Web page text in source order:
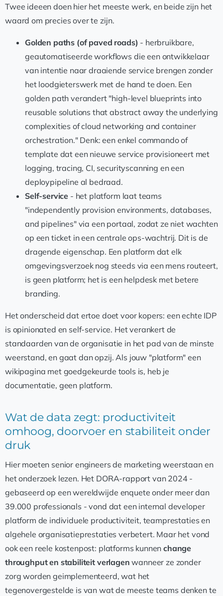
Twee ideeen doen hier het meeste werk, en beide zijn het
waard om precies over te zijn.
Golden paths (of paved roads) - herbruikbare,
geautomatiseerde workflows die een ontwikkelaar
van intentie naar draaiende service brengen zonder
het loodgieterswerk met de hand te doen. Een
golden path verandert "high-level blueprints into
reusable solutions that abstract away the underlying
complexities of cloud networking and container
orchestration." Denk: een enkel commando of
template dat een nieuwe service provisioneert met
logging, tracing, CI, securityscanning en een
deploypipeline al bedraad.
Self-service - het platform laat teams
"independently provision environments, databases,
and pipelines" via een portaal, zodat ze niet wachten
op een ticket in een centrale ops-wachtrij. Dit is de
dragende eigenschap. Een platform dat elk
omgevingsverzoek nog steeds via een mens routeert,
is geen platform; het is een helpdesk met betere
branding.
Het onderscheid dat ertoe doet voor kopers: een echte IDP
is opinionated en self-service. Het verankert de
standaarden van de organisatie in het pad van de minste
weerstand, en gaat dan opzij. Als jouw "platform" een
wikipagina met goedgekeurde tools is, heb je
documentatie, geen platform.
Wat de data zegt: productiviteit
omhoog, doorvoer en stabiliteit onder
druk
Hier moeten senior engineers de marketing weerstaan en
het onderzoek lezen. Het DORA-rapport van 2024 -
gebaseerd op een wereldwijde enquete onder meer dan
39.000 professionals - vond dat een internal developer
platform de individuele productiviteit, teamprestaties en
algehele organisatieprestaties verbetert. Maar het vond
ook een reele kostenpost: platforms kunnenchange
throughput en stabiliteit verlagen wanneer ze zonder
zorg worden geimplementeerd, wat het
tegenovergestelde is van wat de meeste teams denken te